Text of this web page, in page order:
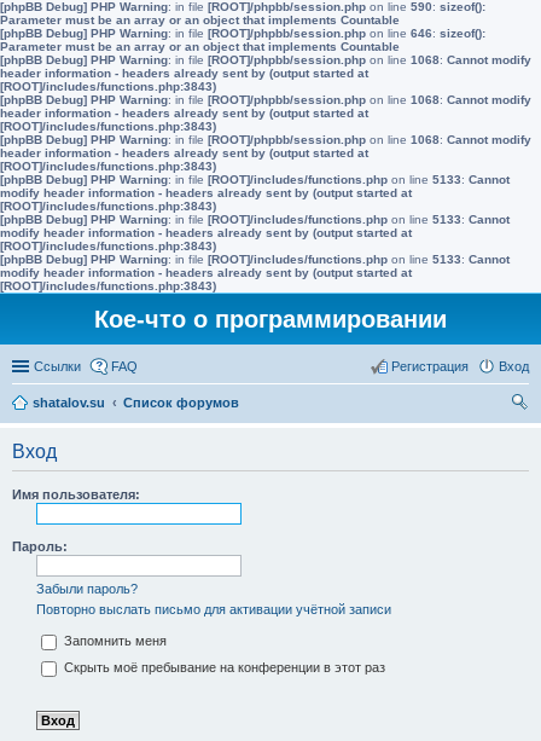
[phpBB Debug] PHP Warning: in file [ROOT]/phpbb/session.php on line 590: sizeof():
Parameter must be an array or an object that implements Countable
[phpBB Debug] PHP Warning: in file [ROOT]/phpbb/session.php on line 646: sizeof():
Parameter must be an array or an object that implements Countable
[phpBB Debug] PHP Warning: in file [ROOT]/phpbb/session.php on line 1068: Cannot modify
header information - headers already sent by (output started at
[ROOT]/includes/functions.php:3843)
[phpBB Debug] PHP Warning: in file [ROOT]/phpbb/session.php on line 1068: Cannot modify
header information - headers already sent by (output started at
[ROOT]/includes/functions.php:3843)
[phpBB Debug] PHP Warning: in file [ROOT]/phpbb/session.php on line 1068: Cannot modify
header information - headers already sent by (output started at
[ROOT]/includes/functions.php:3843)
[phpBB Debug] PHP Warning: in file [ROOT]/includes/functions.php on line 5133: Cannot
modify header information - headers already sent by (output started at
[ROOT]/includes/functions.php:3843)
[phpBB Debug] PHP Warning: in file [ROOT]/includes/functions.php on line 5133: Cannot
modify header information - headers already sent by (output started at
[ROOT]/includes/functions.php:3843)
[phpBB Debug] PHP Warning: in file [ROOT]/includes/functions.php on line 5133: Cannot
modify header information - headers already sent by (output started at
[ROOT]/includes/functions.php:3843)
Кое-что о программировании
Ссылки FAQ Вход
Регистрация
shatalov.su
Список форумов
Вход
Имя пользователя:
Пароль:
Забыли пароль?
Повторно выслать письмо для активации учётной записи
Запомнить меня
Скрыть моё пребывание на конференции в этот раз